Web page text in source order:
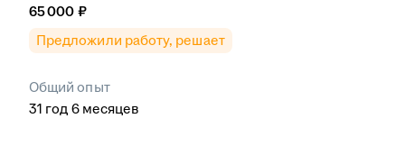
65 000 ₽
Предложили работу, решает
Общий опыт
31 год 6 месяцев